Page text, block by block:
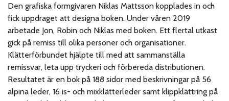
Den grafiska formgivaren Niklas Mattsson kopplades in och
fick uppdraget att designa boken. Under våren 2019
arbetade Jon, Robin och Niklas med boken. Ett flertal utkast
gick på remiss till olika personer och organisationer.
Klätterförbundet hjälpte till med att sammanställa
remissvar, leta upp tryckeri och förbereda distributionen.
Resultatet är en bok på 188 sidor med beskrivningar på 56
alpina leder, 16 is- och mixklätterleder samt klippklättring på